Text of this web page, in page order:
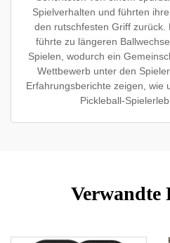
Spielverhalten und führten
den rutschfesten Griff zurück.
führte zu längeren
Spielen, wodurch ein
Wettbewerb unter den
Erfahrungsberichte zeigen, wie
Pickleball-
Verwandte